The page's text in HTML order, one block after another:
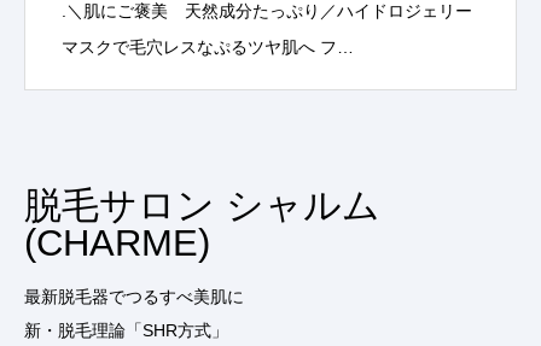
.＼肌にご褒美 天然成分たっぷり／ハイドロジェリー
マスクで毛穴レスなぷるツヤ肌へ フ…
脱毛サロン シャルム
(CHARME)
最新脱毛器でつるすべ美肌に
新・脱毛理論「SHR方式」